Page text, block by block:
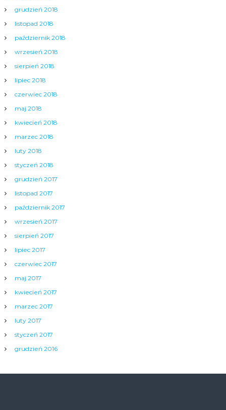
grudzień 2018
listopad 2018
październik 2018
wrzesień 2018
sierpień 2018
lipiec 2018
czerwiec 2018
maj 2018
kwiecień 2018
marzec 2018
luty 2018
styczeń 2018
grudzień 2017
listopad 2017
październik 2017
wrzesień 2017
sierpień 2017
lipiec 2017
czerwiec 2017
maj 2017
kwiecień 2017
marzec 2017
luty 2017
styczeń 2017
grudzień 2016